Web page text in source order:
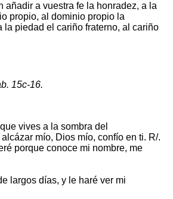
añadir a vuestra fe la honradez, a la
propio, al dominio propio la
piedad el cariño fraterno, al cariño
15c-16.
vives a la sombra del
mío, Dios mío, confío en ti. R/.
porque conoce mi nombre, me
largos días, y le haré ver mi